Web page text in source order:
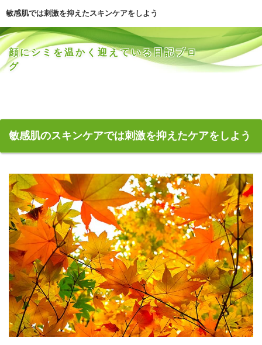
敏感肌では刺激を抑えたスキンケアをしよう
顔にシミを温かく迎えている日記ブロ
グ
敏感肌のスキンケアでは刺激を抑えたケアをしよう